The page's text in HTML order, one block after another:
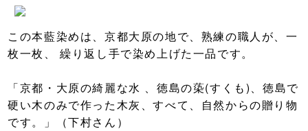
この本藍染めは、京都大原の地で、熟練の職人が、一
枚一枚、 繰り返し手で染め上げた一品です。
「京都・大原の綺麗な水 、徳島の蒅(すくも)、徳島で
硬い木のみで作った木灰、すべて、自然からの贈り物
です。」（下村さん）